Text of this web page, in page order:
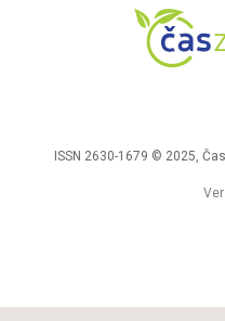
ISSN 2630-1679 © 2025,